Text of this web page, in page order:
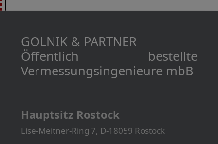
GOLNIK & PARTNER
Öffentlich bestellte
Vermessungs­­ingenieure mbB
Hauptsitz Rostock
Lise-Meitner-Ring 7, D-18059 Rostock